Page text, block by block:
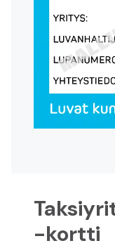
Store
Cart
Become
-kortti